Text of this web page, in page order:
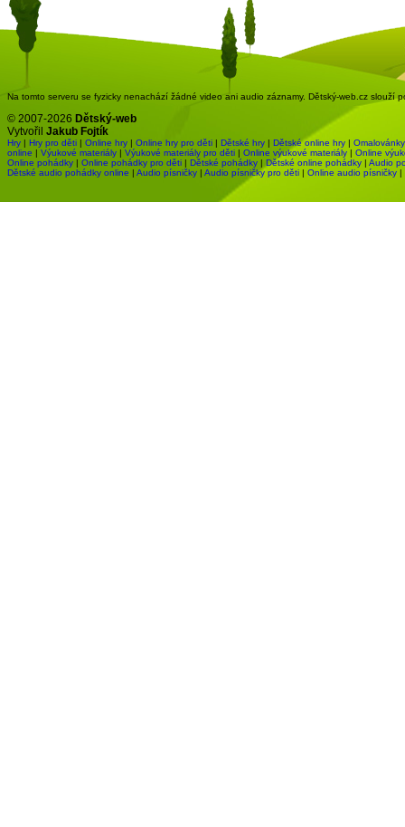
Na tomto serveru se fyzicky nenachází žádné video ani audio záznamy. Dětský-web.cz slouží
© 2007-2026 Dětský-web
Vytvořil Jakub Fojtík
Hry | Hry pro děti | Online hry | Online hry pro děti | Dětské hry | Dětské online hry | Omalovánky
online | Výukové materiály | Výukové materiály pro děti | Online výukové materiály | Online
Online pohádky | Online pohádky pro děti | Dětské pohádky | Dětské online pohádky | Audio
Dětské audio pohádky online | Audio písničky | Audio písničky pro děti | Online audio písničky |